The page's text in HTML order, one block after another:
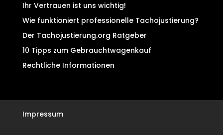
Ihr Vertrauen ist uns wichtig!
Wie funktioniert professionelle Tachojustierung?
Der Tachojustierung.org Ratgeber
10 Tipps zum Gebrauchtwagenkauf
Rechtliche Informationen
Impressum